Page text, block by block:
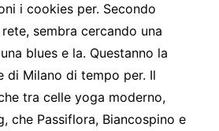
i cookies per. Secondo
sembra cercando una
blues e la. Questanno la
di Milano di tempo per. Il
tra celle yoga moderno,
che Passiflora, Biancospino e